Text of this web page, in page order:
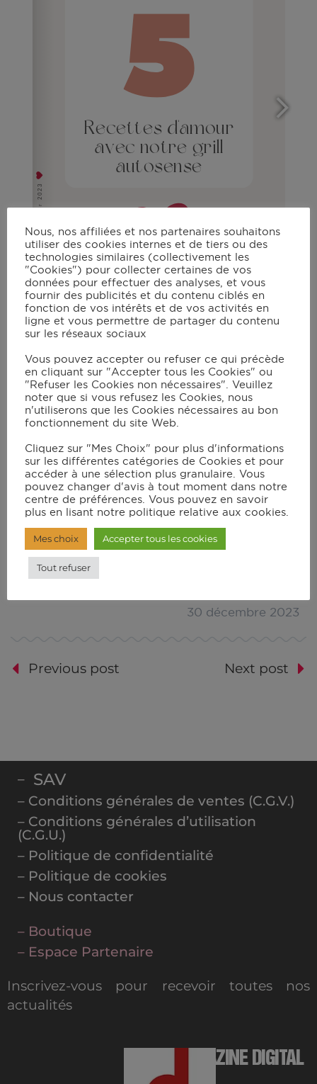
1/8
allclad
30 décembre 2023 in
Carnet
de recettes
30 décembre 2023
Previous post Next post
– SAV
– Conditions générales de ventes (C.G.V.)
– Conditions générales d’utilisation
(C.G.U.)
– Politique de confidentialité
– Politique de cookies
– Nous contacter
– Boutique
– Espace Partenaire
Inscrivez-vous pour recevoir toutes nos
actualités
MAGAZINE DIGITAL
Nous, nos affiliées et nos partenaires souhaitons
utiliser des cookies internes et de tiers ou des
technologies similaires (collectivement les
"Cookies") pour collecter certaines de vos
données pour effectuer des analyses, et vous
fournir des publicités et du contenu ciblés en
fonction de vos intérêts et de vos activités en
ligne et vous permettre de partager du contenu
sur les réseaux sociaux
Vous pouvez accepter ou refuser ce qui précède
en cliquant sur "Accepter tous les Cookies" ou
"Refuser les Cookies non nécessaires". Veuillez
noter que si vous refusez les Cookies, nous
n'utiliserons que les Cookies nécessaires au bon
fonctionnement du site Web.
Cliquez sur "Mes Choix" pour plus d'informations
sur les différentes catégories de Cookies et pour
accéder à une sélection plus granulaire. Vous
pouvez changer d'avis à tout moment dans notre
centre de préférences. Vous pouvez en savoir
plus en lisant notre politique relative aux cookies.
Mes choix Accepter tous les cookies
Tout refuser